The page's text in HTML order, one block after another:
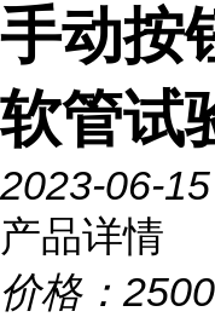
手动按
软管试
2023-06-15
产品详情
价格：